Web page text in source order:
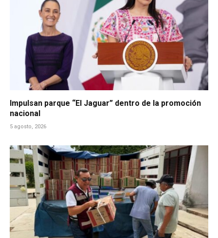
Impulsan parque “El Jaguar” dentro de la promoción
nacional
5 agosto, 2026